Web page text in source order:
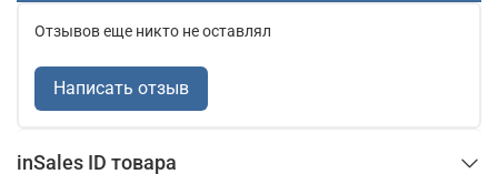
Отзывов еще никто не оставлял
Написать отзыв
inSales ID товара